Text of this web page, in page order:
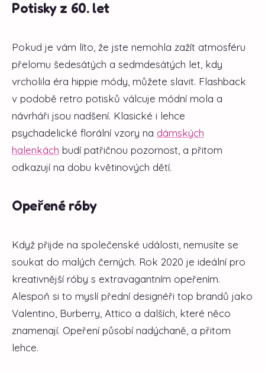
Potisky z 60. let
Pokud je vám líto, že jste nemohla zažít atmosféru
přelomu šedesátých a sedmdesátých let, kdy
vrcholila éra hippie módy, můžete slavit. Flashback
v podobě retro potisků válcuje módní mola a
návrháři jsou nadšení. Klasické i lehce
psychadelické florální vzory na dámských
halenkách budí patřičnou pozornost, a přitom
odkazují na dobu květinových dětí.
Opeřené róby
Když přijde na společenské události, nemusíte se
soukat do malých černých. Rok 2020 je ideální pro
kreativnější róby s extravagantním opeřením.
Alespoň si to myslí přední designéři top brandů jako
Valentino, Burberry, Attico a dalších, které něco
znamenají. Opeření působí nadýchaně, a přitom
lehce.